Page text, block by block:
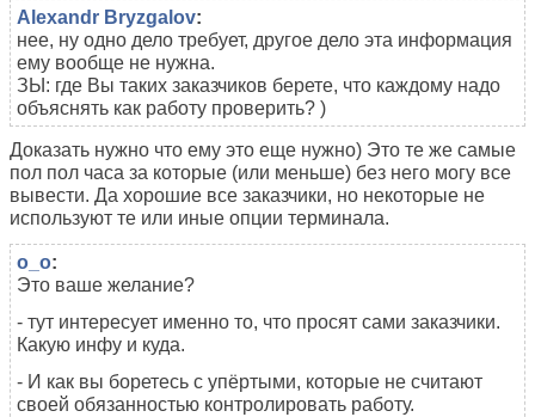
Alexandr Bryzgalov:
нее, ну одно дело требует, другое дело эта информация
ему вообще не нужна.
ЗЫ: где Вы таких заказчиков берете, что каждому надо
объяснять как работу проверить? )
Доказать нужно что ему это еще нужно) Это те же самые
пол пол часа за которые (или меньше) без него могу все
вывести. Да хорошие все заказчики, но некоторые не
используют те или иные опции терминала.
o_o:
Это ваше желание?
- тут интересует именно то, что просят сами заказчики.
Какую инфу и куда.
- И как вы боретесь с упёртыми, которые не считают
своей обязанностью контролировать работу.